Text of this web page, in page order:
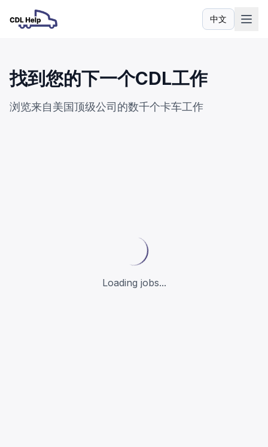
中文语言
找到您的下一个CDL工作
浏览来自美国顶级公司的数千个卡车工作
Loading jobs...